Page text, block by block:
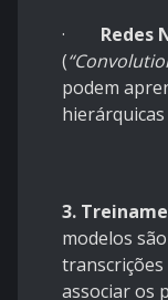
· Redes
(
podem
3.
modelos
transcrições
associar os